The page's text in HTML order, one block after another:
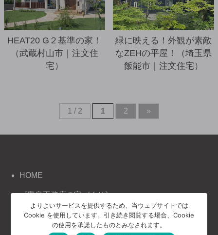
HEAT20 G２基準の家！
（武蔵村山市｜注文住
宅）
緑に映える！外観が素敵
なZEHの平屋！（埼玉県
飯能市｜注文住宅）
1 / 2 1 2 »
HOME
《豊泉工務店の家づくり》
コンセプト
施工事例
お客様の声
よりよいサービスを提供するため、当ウェブサイトでは
Cookie を使用しています。引き続き閲覧する場合、Cookie
の使用を承諾したものとみなされます。